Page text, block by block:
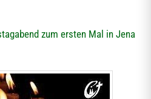
zum ersten Mal in Jena